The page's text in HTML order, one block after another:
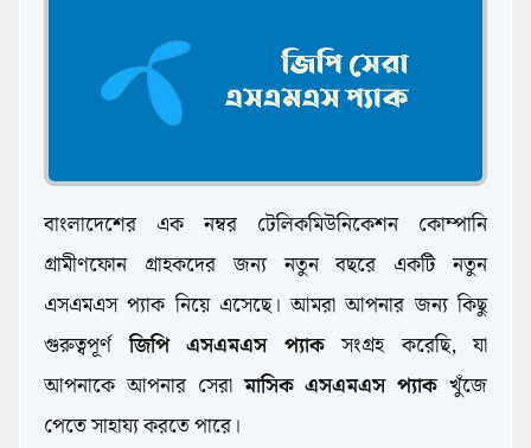
বাংলাদেশের এক নম্বর টেলিকমিউনিকেশন কোম্পানি
গ্রামীণফোন গ্রাহকদের জন্য নতুন বছরে একটি নতুন
এসএমএস প্যাক নিয়ে এসেছে। আমরা আপনার জন্য কিছু
গুরুত্বপূর্ণজিপি এসএমএস প্যাকসংগ্রহ করেছি, যা
আপনাকে আপনার সেরামাসিক এসএমএস প্যাক খুঁজে
পেতে সাহায্য করতে পারে।